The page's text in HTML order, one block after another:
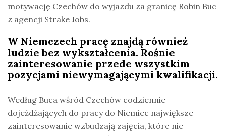
motywację Czechów do wyjazdu za granicę Robin Buc
z agencji Strake Jobs.
W Niemczech pracę znajdą również
ludzie bez wykształcenia. Rośnie
zainteresowanie przede wszystkim
pozycjami niewymagającymi kwalifikacji.
Według Buca wśród Czechów codziennie
dojeżdżających do pracy do Niemiec największe
zainteresowanie wzbudzają zajęcia, które nie